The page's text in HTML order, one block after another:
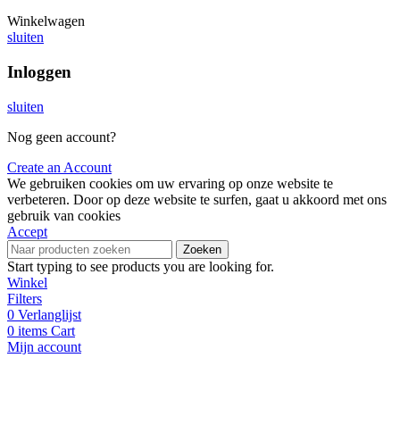
Winkelwagen
sluiten
Inloggen
sluiten
Nog geen account?
Create an Account
We gebruiken cookies om uw ervaring op onze website te
verbeteren. Door op deze website te surfen, gaat u akkoord met ons
gebruik van cookies
Accept
Zoeken
Start typing to see products you are looking for.
Winkel
Filters
0 Verlanglijst
0 items Cart
Mijn account